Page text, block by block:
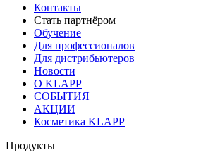
Контакты
Стать партнёром
Обучение
Для профессионалов
Для дистрибьютеров
Новости
О KLAPP
СОБЫТИЯ
АКЦИИ
Косметика KLAPP
Продукты